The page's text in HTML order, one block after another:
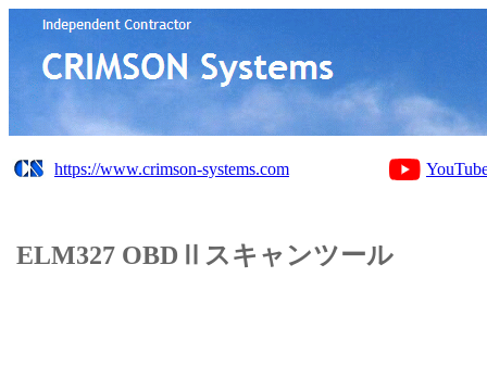
https://www.crimson-systems.com
ELM327 OBDⅡスキャンツール